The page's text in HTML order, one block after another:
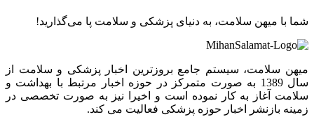
شما با میهن سلامت، به دنیای پزشکی و سلامت پا می‌گذارید!
میهن سلامت، سیستم جامع بروزترین اخبار پزشکی و سلامت از
سال 1389 به صورت متمرکز در حوزه اخبار مرتبط با بهداشت و
سلامت آغاز به کار نموده است و اخیرا نیز به صورت تخصصی در
زمینه بازنشر اخبار حوزه پزشکی فعالیت می کند.